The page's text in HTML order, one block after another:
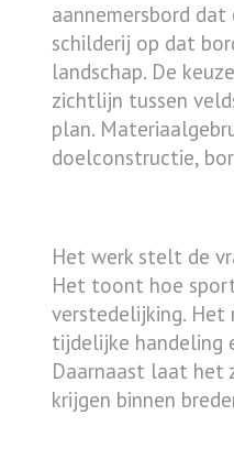
aannemersbord
schilderij op dat
landschap. De
zichtlijn tussen
plan.
doelconstructie,
Het werk stelt de
Het toont hoe
verstedelijking. Het
tijdelijke handeling
Daarnaast laat het
krijgen binnen